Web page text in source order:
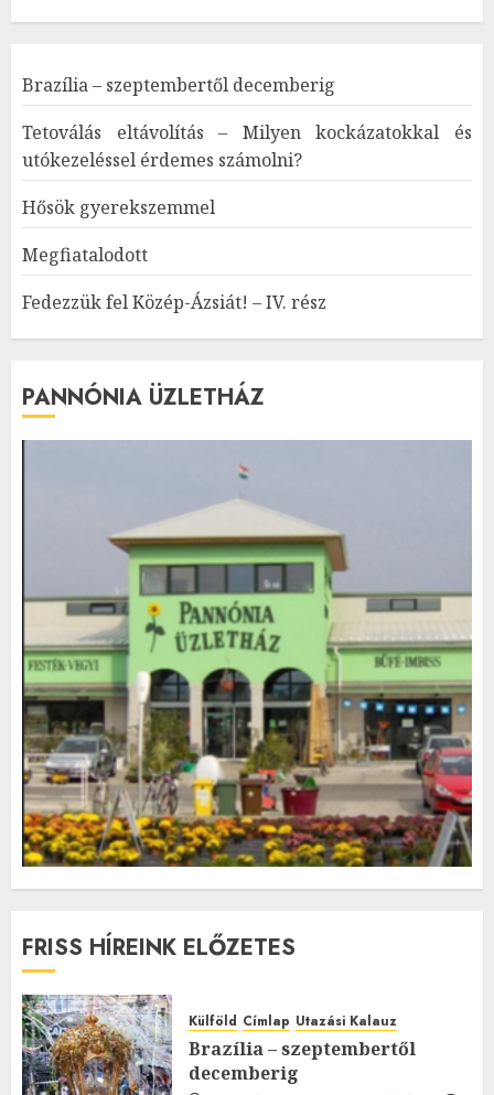
Brazília – szeptembertől decemberig
Tetoválás eltávolítás – Milyen kockázatokkal és
utókezeléssel érdemes számolni?
Hősök gyerekszemmel
Megfiatalodott
Fedezzük fel Közép-Ázsiát! – IV. rész
PANNÓNIA ÜZLETHÁZ
FRISS HÍREINK ELŐZETES
Külföld Címlap Utazási Kalauz
Brazília – szeptembertől
decemberig